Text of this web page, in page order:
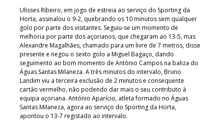
Ulisses Ribeiro, em jogo de estreia ao serviço do Sporting da
Horta, assinalou o 9-2, quebrando os 10 minutos sem qualquer
golo por parte dos visitantes. Seguiu-se um momento de
melhoria por parte dos açorianos, que chegaram ao 13-5, mas
Alexandre Magalhães, chamado para um livre de 7 metros, disse
presente e negou o sexto golo a Miguel Bagaço, dando
seguimento ao bom momento de António Campos na baliza do
Águas Santas Milaneza. A três minutos do intervalo, Bruno
Landim viu a terceira exclusão de 2 minutos e consequente
cartão vermelho, não podendo dar mais o seu contributo à
equipa açoriana. António Aparício, atleta formado no Águas
Santas Milaneza, agora ao serviço do Sporting da Horta,
apontou o 13-7 registado ao intervalo.